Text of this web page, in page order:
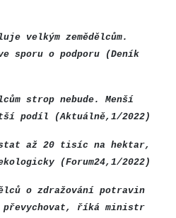
velkým zemědělcům.
sporu o podporu (Deník
strop nebude. Menší
podíl (Aktuálně,1/2022)
až 20 tisíc na hektar,
(Forum24,1/2022)
o zdražování potravin
říká ministr